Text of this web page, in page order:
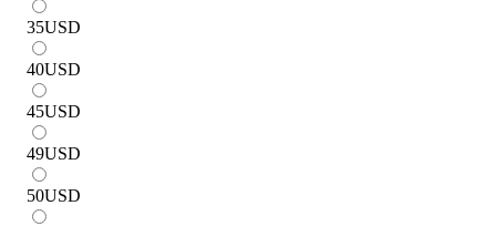
35USD
40USD
45USD
49USD
50USD